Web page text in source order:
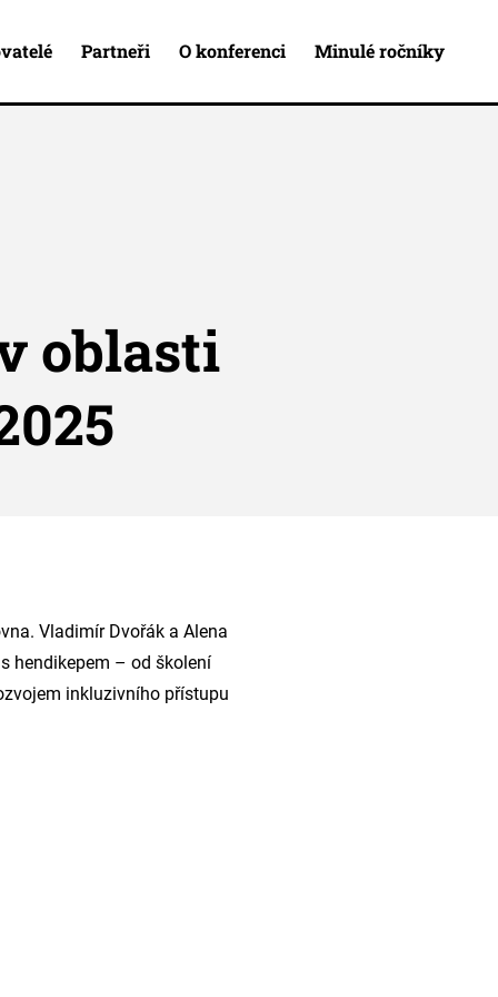
Partneři O konferenci Minulé ročníky
oblasti
Vladimír Dvořák a Alena
hendikepem – od školení
inkluzivního přístupu